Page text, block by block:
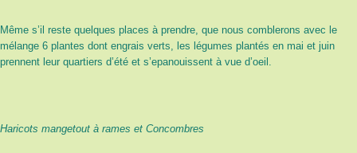
Même s’il reste quelques places à prendre, que nous comblerons avec le
mélange 6 plantes dont engrais verts, les légumes plantés en mai et juin
prennent leur quartiers d’été et s’epanouissent à vue d’oeil.
Haricots mangetout à rames et Concombres